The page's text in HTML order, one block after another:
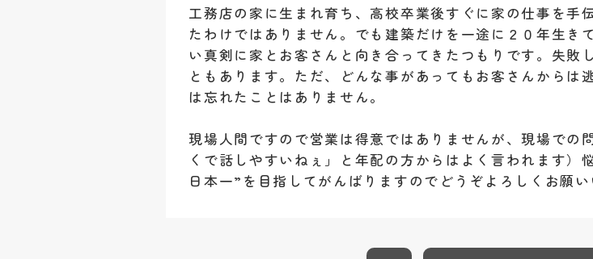
工務店の家に生まれ育ち、高校卒業後すぐに家の仕事を手
たわけではありません。でも建築だけを一途に２０年生き
い真剣に家とお客さんと向き合ってきたつもりです。失敗
ともあります。ただ、どんな事があってもお客さんからは
は忘れたことはありません。
現場人間ですので営業は得意ではありませんが、現場での
くで話しやすいねぇ」と年配の方からはよく言われます）
日本一”を目指してがんばりますのでどうぞよろしくお願い